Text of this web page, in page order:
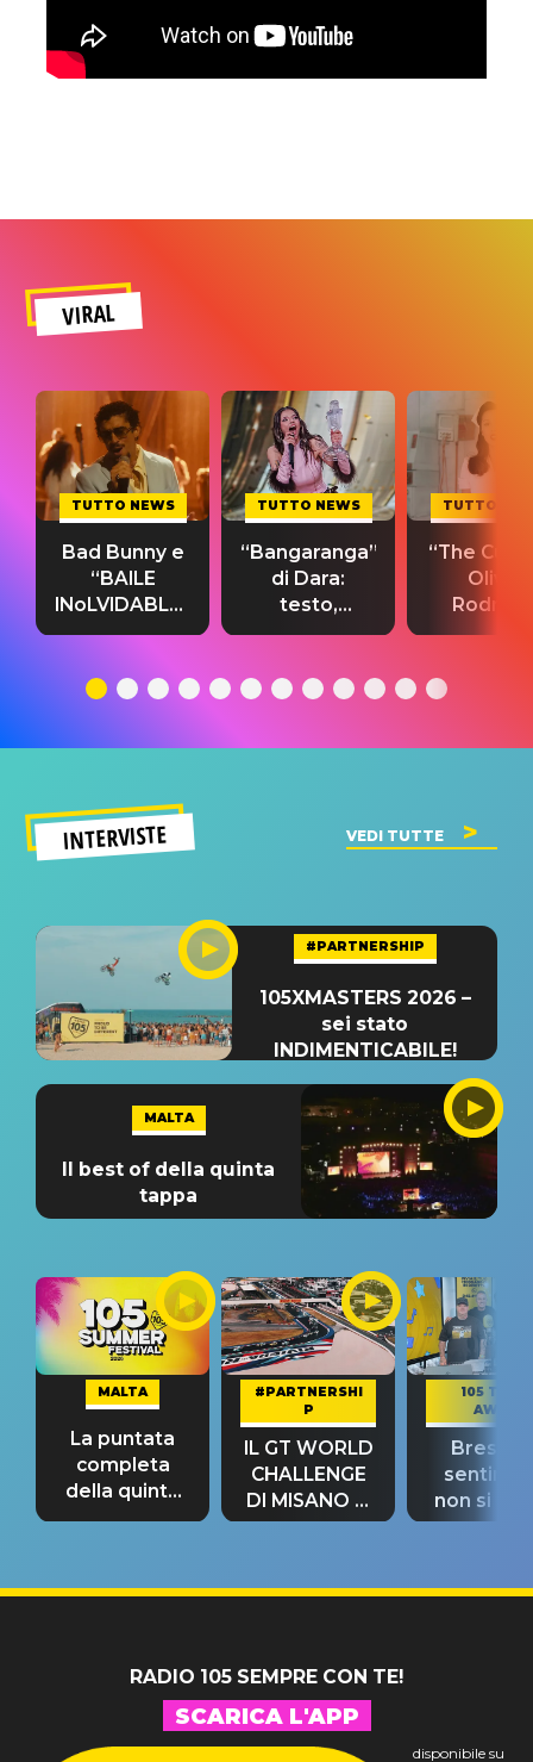
VIRAL
TUTTO NEWS
Bad Bunny e
“BAILE
INoLVIDABLE”:
testo,
significato
TUTTO NEWS
“Bangaranga”
di Dara:
testo,
traduzione e
del singolo
TUTTO
“The
Olivia
testo,
INTERVISTE VEDI TUTTE
#PARTNERSHIP
105XMASTERS 2026 –
sei stato
INDIMENTICABILE!
MALTA
Il best of della quinta
tappa
MALTA
La puntata
completa
della quinta
tappa
#PARTNERSHI
P
IL GT WORLD
CHALLENGE
DI MISANO si
riconferma
105 TAKE
AWAY
Bresh:
non si
fino alla
RADIO 105 SEMPRE CON TE!
SCARICA L'APP
disponibile su